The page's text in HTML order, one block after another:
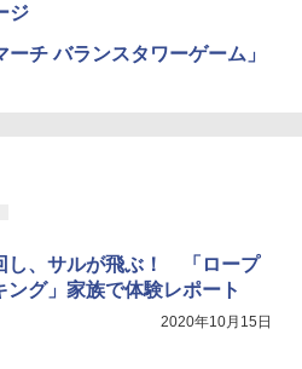
ジ
チ バランスタワーゲーム」
し、サルが飛ぶ！ 「ロープ
ング」家族で体験レポート
2020年10月15日